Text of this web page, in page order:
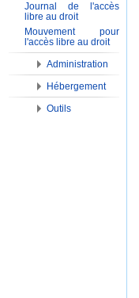
Journal de l'accès
libre au droit
Mouvement pour
l'accès libre au droit
Administration
Hébergement
Outils